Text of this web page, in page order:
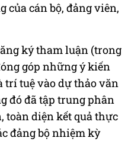
của cán bộ, đảng viên,
ký tham luận (trong
góp những ý kiến
trí tuệ vào dự thảo văn
đó đã tập trung phân
toàn diện kết quả thực
đảng bộ nhiệm kỳ